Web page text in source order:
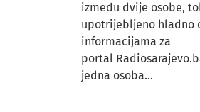
između dvije osobe,
upotrijebljeno hladno
informacijama za
portal
jedna osoba...